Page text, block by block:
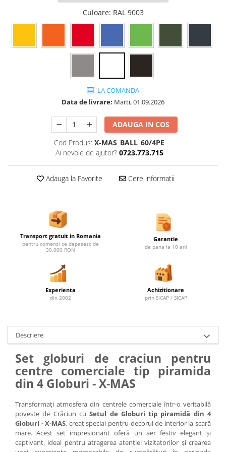
Ghivece de exterior
Stalpi camere video
Tomberoane si Pubele de Gunoi
Magazie pubele / tomberoane
Mobilier urban DIZABILITATI
Culoare: RAL 9003
LA COMANDA
Data de livrare: Marti, 01.09.2026
ADAUGA IN COS
Cod Produs: X-MAS_BALL_60/4PE
Ai nevoie de ajutor? 0723.773.715
Adauga la Favorite Cere informatii
Transport gratuit in Romania
pentru comenzi ce depasesc de
30.000 RON
Garantie
de pana la 10 ani
Experienta
din 2002
Achizitionare
prin SICAP / SICAP
Descriere
Set globuri de craciun pentru
centre comerciale tip piramida
din 4 Globuri - X-MAS
Transformați atmosfera din centrele comerciale într-o veritabilă
poveste de Crăciun cuSetul de Globuri tip piramidă din 4
Globuri - X-MAS, creat special pentru decorul de interior la scară
mare. Acest set impresionant oferă un aer festiv elegant și
captivant, ideal pentru atragerea atenției vizitatorilor și crearea